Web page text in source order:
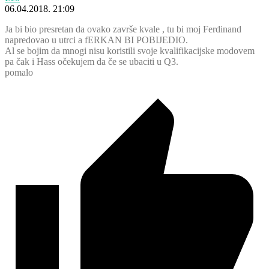
06.04.2018. 21:09
Ja bi bio presretan da ovako završe kvale , tu bi moj Ferdinand
napredovao u utrci a fERKAN BI POBIJEDIO.
Al se bojim da mnogi nisu koristili svoje kvalifikacijske modovem
pa čak i Hass očekujem da če se ubaciti u Q3.
pomalo